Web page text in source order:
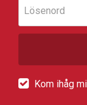
Lösenord
Kom ihåg